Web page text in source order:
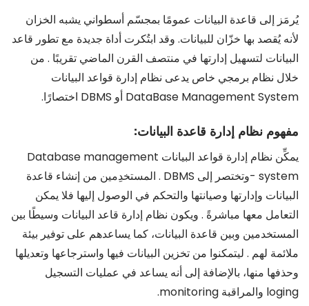
يُرمَز إلى قاعدة البيانات عمومًا بمجسّم أسطواني يشبه الخزان
لأنه يُقصد بها خزّان للبيانات. وقد ابتُكرت أداة جديدة مع تطور قاعد
البيانات لتسهيل إدارتها في منتصف القرن الماضي تقريبًا . من
خلال نظام برمجي خاص يدعى نظام إدارة قواعد البيانات
DataBase Management System أو DBMS اختصارًا.
مفهوم نظام إدارة قاعدة البيانات:
يمكِّن نظام إدارة قواعد البيانات Database management
system -وتختصر إلى DBMS . المستخدِمين من إنشاء قاعدة
البيانات وإدارتها وصيانتها والتحكم في الوصول إليها فلا يمكن
التعامل معها مباشرةً . ويكون نظام إدارة قاعد البيانات وسيطًا بين
المستخدمين وبين قاعدة البيانات، كما يساعدهم على توفير بيئة
ملائمة لهم . ليتمكنوا من تخزين البيانات فيها واسترجاعها وتعديلها
وحذفها منها، بالإضافة إلى أنه يساعد في عمليات التسجيل
loging والمراقبة monitoring.